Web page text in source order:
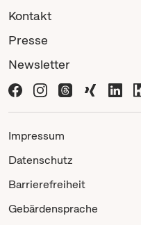
Kontakt
Presse
Newsletter
Impressum
Datenschutz
Barrierefreiheit
Gebärdensprache